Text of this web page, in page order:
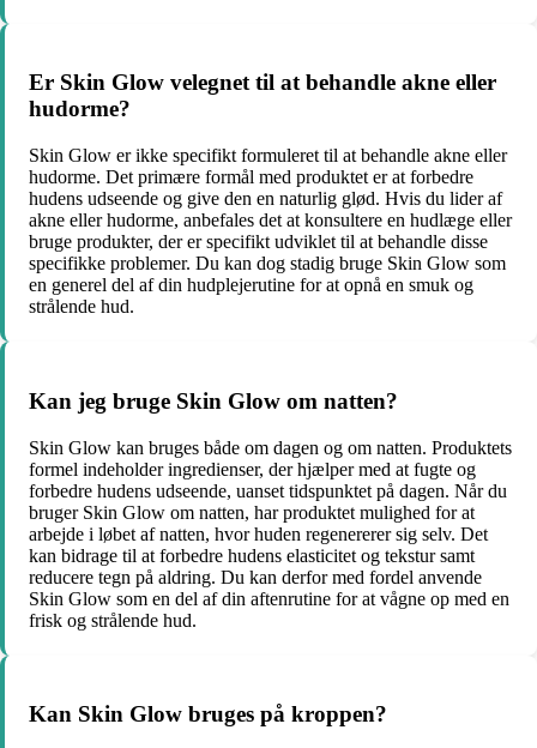
Er Skin Glow velegnet til at behandle akne eller
hudorme?
Skin Glow er ikke specifikt formuleret til at behandle akne eller
hudorme. Det primære formål med produktet er at forbedre
hudens udseende og give den en naturlig glød. Hvis du lider af
akne eller hudorme, anbefales det at konsultere en hudlæge eller
bruge produkter, der er specifikt udviklet til at behandle disse
specifikke problemer. Du kan dog stadig bruge Skin Glow som
en generel del af din hudplejerutine for at opnå en smuk og
strålende hud.
Kan jeg bruge Skin Glow om natten?
Skin Glow kan bruges både om dagen og om natten. Produktets
formel indeholder ingredienser, der hjælper med at fugte og
forbedre hudens udseende, uanset tidspunktet på dagen. Når du
bruger Skin Glow om natten, har produktet mulighed for at
arbejde i løbet af natten, hvor huden regenererer sig selv. Det
kan bidrage til at forbedre hudens elasticitet og tekstur samt
reducere tegn på aldring. Du kan derfor med fordel anvende
Skin Glow som en del af din aftenrutine for at vågne op med en
frisk og strålende hud.
Kan Skin Glow bruges på kroppen?